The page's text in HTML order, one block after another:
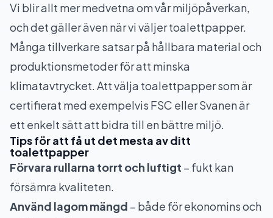
Vi blir allt mer medvetna om vår miljöpåverkan,
och det gäller även när vi väljer toalettpapper.
Många tillverkare satsar på hållbara material och
produktionsmetoder för att minska
klimatavtrycket. Att välja toalettpapper som är
certifierat med exempelvis FSC eller Svanen är
ett enkelt sätt att bidra till en bättre miljö.
Tips för att få ut det mesta av ditt
toalettpapper
Förvara rullarna torrt och luftigt – fukt kan
försämra kvaliteten.
Använd lagom mängd – både för ekonomins och